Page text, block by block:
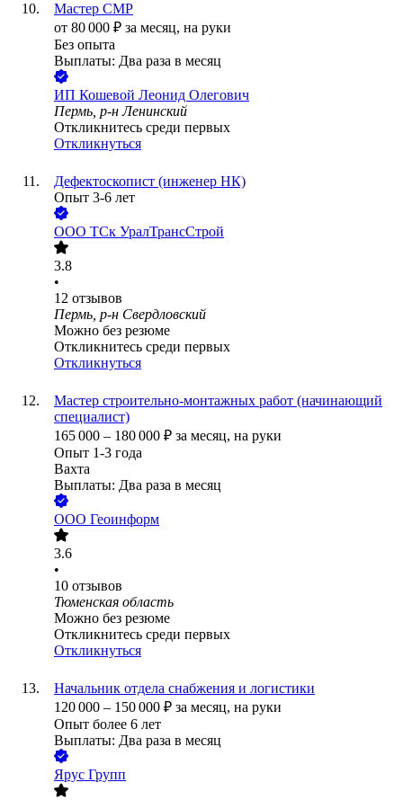
Мастер СМР
от 80 000 ₽ за месяц, на руки
Без опыта
Выплаты: Два раза в месяц
ИП Кошевой Леонид Олегович
Пермь, р-н Ленинский
Откликнитесь среди первых
Откликнуться
Дефектоскопист (инженер НК)
Опыт 3-6 лет
ООО ТСк УралТрансСтрой
3.8
•
12 отзывов
Пермь, р-н Свердловский
Можно без резюме
Откликнитесь среди первых
Откликнуться
Мастер строительно-монтажных работ (начинающий
специалист)
165 000 – 180 000 ₽ за месяц, на руки
Опыт 1-3 года
Вахта
Выплаты: Два раза в месяц
ООО Геоинформ
3.6
•
10 отзывов
Тюменская область
Можно без резюме
Откликнитесь среди первых
Откликнуться
Начальник отдела снабжения и логистики
120 000 – 150 000 ₽ за месяц, на руки
Опыт более 6 лет
Выплаты: Два раза в месяц
Ярус Групп